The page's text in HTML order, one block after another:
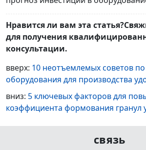
Нравится ли вам эта
для получения
консультации.
вверх: 10 неотъемлемых советов
оборудования для производства
вниз: 5 ключевых факторов для
коэффициента формования гранул
связь